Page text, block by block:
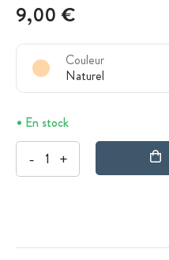
9,00 €
Couleur
Naturel
En stock
- +